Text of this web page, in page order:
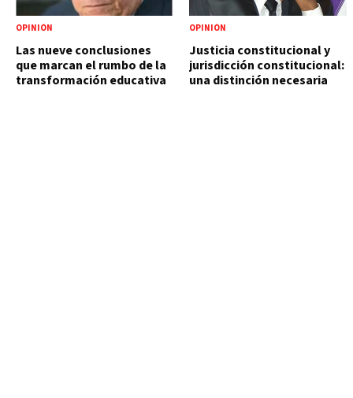
OPINIÓN
Las nueve conclusiones
que marcan el rumbo de la
transformación educativa
OPINIÓN
Justicia constitucional y
jurisdicción constitucional:
una distinción necesaria